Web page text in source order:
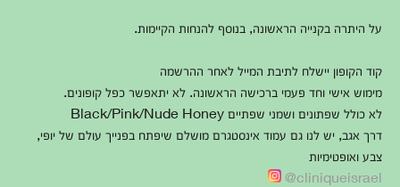
על היתרה בקנייה הראשונה, בנוסף להנחות הקיימות.
קוד הקופון יישלח לתיבת המייל לאחר ההרשמה
מימוש אישי וחד פעמי ברכישה הראשונה. לא יתאפשר כפל קופונים.
לא כולל שפתונים ושמני שפתיים Black/Pink/Nude Honey
דרך אגב, יש לנו גם עמוד אינסטגרם מושלם שיפתח בפנייך עולם של יופי,
צבע ואופטימיות
cliniqueisrael@